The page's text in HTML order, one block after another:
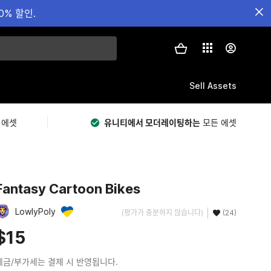
할인.
Sell Assets
셋 유니티에서 모더레이팅하는 모든 에셋
Cartoon Bikes
LowlyPoly (평가가 충분하지 않습니다) (24)
금/부가세는 결제 시 반영됩니다.